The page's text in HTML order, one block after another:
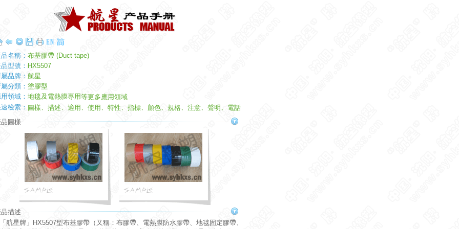
名稱： 布基膠帶 (Duct tape)
型號： HX5507
品牌： 航星
分類： 塗膠型
領域： 地毯及電熱膜專用等更多應用領域
檢索： 圖樣、 描述、 適用、 使用、 特性、 指標、 顏色、 規格、 注意、 聲明、 電話
圖樣
描述
星牌」HX5507型布基膠帶（又稱：布膠帶、電熱膜防水膠帶、地毯固定膠帶、